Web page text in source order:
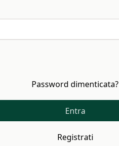
Password dimenticata?
Entra
Registrati